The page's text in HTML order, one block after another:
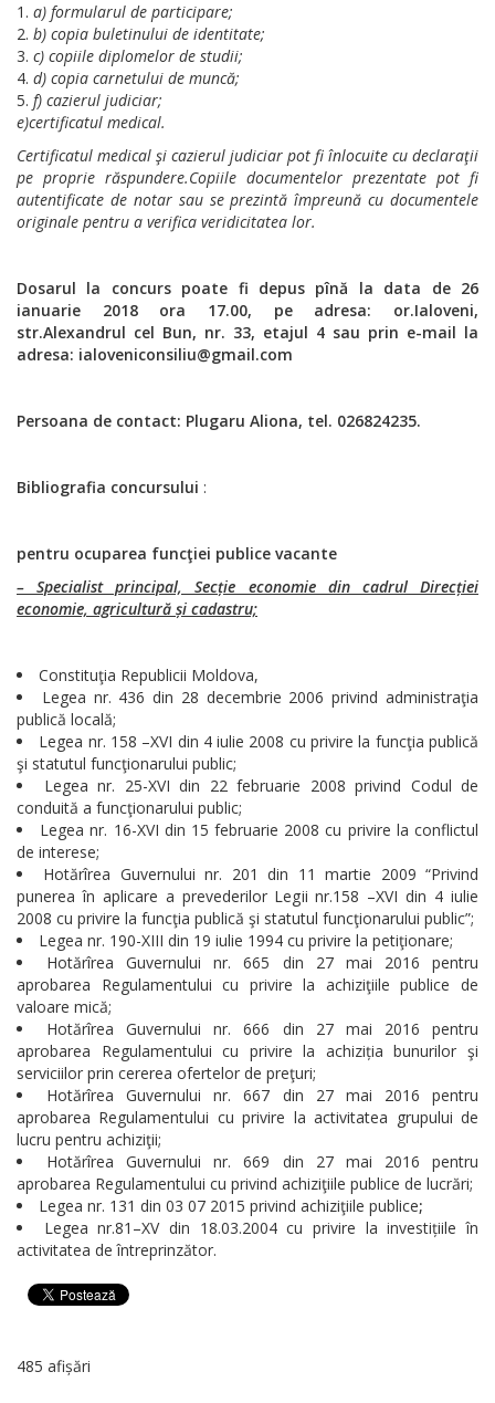
a) formularul de participare;
b) copia buletinului de identitate;
c) copiile diplomelor de studii;
d) copia carnetului de muncă;
f) cazierul judiciar;
e)certificatul medical.
Certificatul medical şi cazierul judiciar pot fi înlocuite cu declaraţii
pe proprie răspundere.Copiile documentelor prezentate pot fi
autentificate de notar sau se prezintă împreună cu documentele
originale pentru a verifica veridicitatea lor.
Dosarul la concurs poate fi depus pînă la data de 26
ianuarie 2018 ora 17.00, pe adresa: or.Ialoveni,
str.Alexandrul cel Bun, nr. 33, etajul 4 sau prin e-mail la
adresa: ialoveniconsiliu@gmail.com
Persoana de contact: Plugaru Aliona, tel. 026824235.
Bibliografia concursului :
pentru ocuparea funcţiei publice vacante
– Specialist principal, Secție economie din cadrul Direcției
economie, agricultură și cadastru;
Constituţia Republicii Moldova,
Legea nr. 436 din 28 decembrie 2006 privind administraţia
publică locală;
Legea nr. 158 –XVI din 4 iulie 2008 cu privire la funcţia publică
şi statutul funcţionarului public;
Legea nr. 25-XVI din 22 februarie 2008 privind Codul de
conduită a funcţionarului public;
Legea nr. 16-XVI din 15 februarie 2008 cu privire la conflictul
de interese;
Hotărîrea Guvernului nr. 201 din 11 martie 2009 “Privind
punerea în aplicare a prevederilor Legii nr.158 –XVI din 4 iulie
2008 cu privire la funcţia publică şi statutul funcţionarului public”;
Legea nr. 190-XIII din 19 iulie 1994 cu privire la petiţionare;
Hotărîrea Guvernului nr. 665 din 27 mai 2016 pentru
aprobarea Regulamentului cu privire la achiziţiile publice de
valoare mică;
Hotărîrea Guvernului nr. 666 din 27 mai 2016 pentru
aprobarea Regulamentului cu privire la achiziția bunurilor şi
serviciilor prin cererea ofertelor de preţuri;
Hotărîrea Guvernului nr. 667 din 27 mai 2016 pentru
aprobarea Regulamentului cu privire la activitatea grupului de
lucru pentru achiziţii;
Hotărîrea Guvernului nr. 669 din 27 mai 2016 pentru
aprobarea Regulamentului cu privind achiziţiile publice de lucrări;
Legea nr. 131 din 03 07 2015 privind achiziţiile publice;
Legea nr.81–XV din 18.03.2004 cu privire la investițiile în
activitatea de întreprinzător.
485 afișări